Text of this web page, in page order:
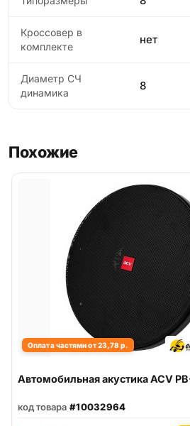
Кроссовер в
комплекте
нет
Диаметр СЧ
динамика
8
Похожие
Оплата частями от 23,78 р.
Автомобильная акустика ACV
код товара #10032964